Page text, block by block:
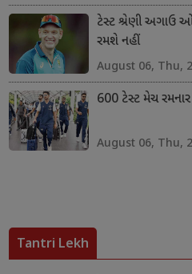
ટેસ્ટ શ્રેણી અગાઉ
રમશે નહીં
August 06, Thu,
600 ટેસ્ટ મેચ
August 06, Thu,
Tantri Lekh